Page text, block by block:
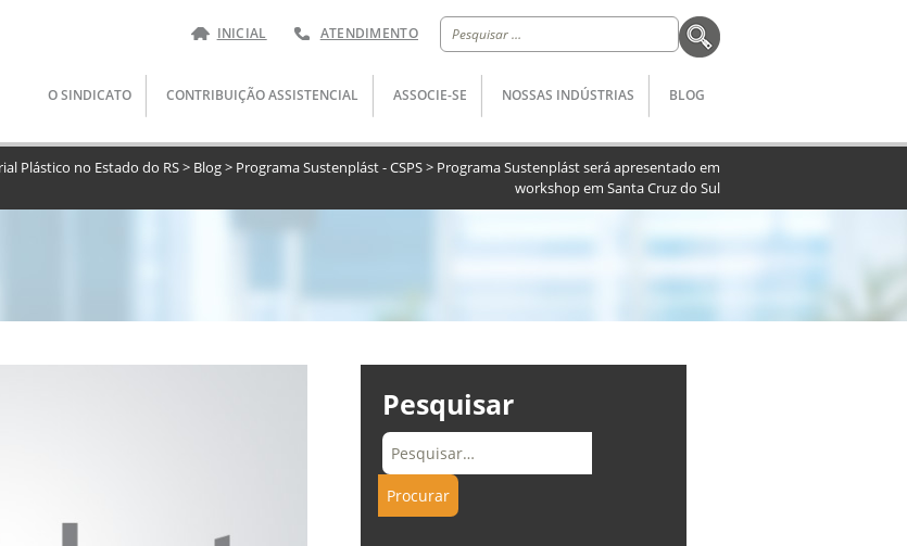
Pesquisar
por:
INICIAL ATENDIMENTO
Pular
o
conteúdo
O SINDICATO CONTRIBUIÇÃO ASSISTENCIAL ASSOCIE-SE NOSSAS INDÚSTRIAS BLOG
Plástico no Estado do RS> Blog> Programa Sustenplást - CSPS> Programa Sustenplást será apresentado em
workshop em Santa Cruz do Sul
Pesquisar